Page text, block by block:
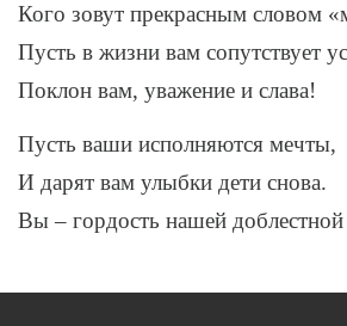
Кого зовут прекрасным словом
Пусть в жизни вам сопутствует
Поклон вам, уважение и слава!
Пусть ваши исполняются мечты,
И дарят вам улыбки дети снова.
Вы – гордость нашей